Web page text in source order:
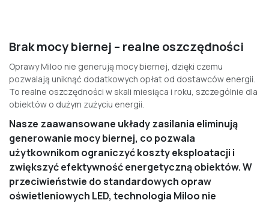
Brak mocy biernej – realne oszczędności
Oprawy Miloo nie generują mocy biernej, dzięki czemu
pozwalają uniknąć dodatkowych opłat od dostawców energii.
To realne oszczędności w skali miesiąca i roku, szczególnie dla
obiektów o dużym zużyciu energii.
Nasze zaawansowane układy zasilania eliminują
generowanie mocy biernej, co pozwala
użytkownikom ograniczyć koszty eksploatacji i
zwiększyć efektywność energetyczną obiektów. W
przeciwieństwie do standardowych opraw
oświetleniowych LED, technologia Miloo nie